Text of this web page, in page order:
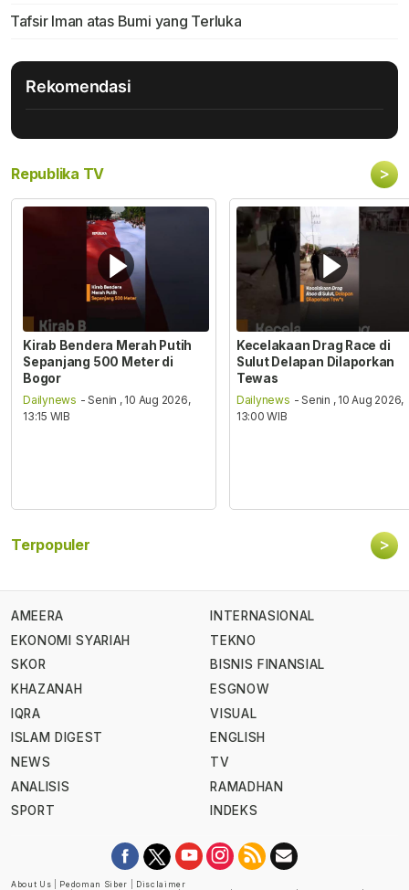
Tafsir Iman atas Bumi yang Terluka
Rekomendasi
Republika TV >
Kirab Bendera Merah Putih
Sepanjang 500 Meter di
Bogor
Dailynews - Senin , 10 Aug 2026,
13:15 WIB
Kecelakaan Drag Race di
Sulut Delapan Dilaporkan
Tewas
Dailynews - Senin , 10 Aug 2026,
13:00 WIB
Terpopuler >
AMEERA
EKONOMI SYARIAH
SKOR
KHAZANAH
IQRA
ISLAM DIGEST
NEWS
ANALISIS
SPORT
INTERNASIONAL
TEKNO
BISNIS FINANSIAL
ESGNOW
VISUAL
ENGLISH
TV
RAMADHAN
INDEKS
About Us Pedoman Siber Disclaimer